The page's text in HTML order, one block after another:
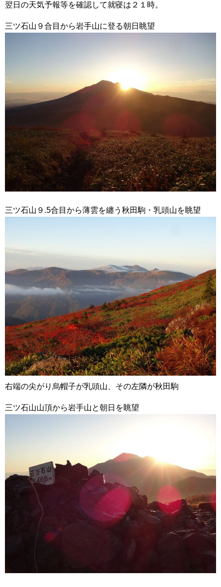
翌日の天気予報等を確認して就寝は２１時。
三ツ石山９合目から岩手山に登る朝日眺望
三ツ石山９.5合目から薄雲を纏う秋田駒・乳頭山を眺望
右端の尖がり烏帽子が乳頭山、その左隣が秋田駒
三ツ石山山頂から岩手山と朝日を眺望